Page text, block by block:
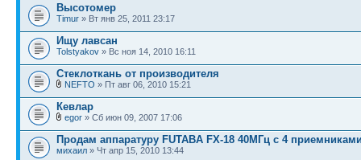
Высотомер
Timur » Вт янв 25, 2011 23:17
Ищу лавсан
Tolstyakov » Вс ноя 14, 2010 16:11
Стеклоткань от производителя
NEFTO » Пт авг 06, 2010 15:21
Кевлар
egor » Сб июн 09, 2007 17:06
Продам аппаратуру FUTABA FX-18 40МГц c 4
михаил » Чт апр 15, 2010 13:44